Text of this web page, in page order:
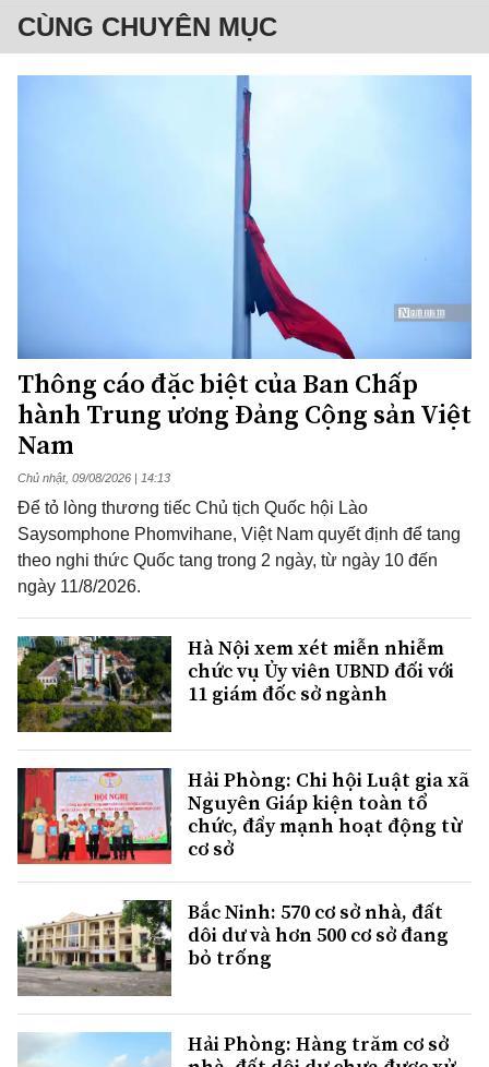
CÙNG CHUYÊN MỤC
Thông cáo đặc biệt của Ban Chấp
hành Trung ương Đảng Cộng sản Việt
Nam
Chủ nhật, 09/08/2026 | 14:13
Để tỏ lòng thương tiếc Chủ tịch Quốc hội Lào
Saysomphone Phomvihane, Việt Nam quyết định để tang
theo nghi thức Quốc tang trong 2 ngày, từ ngày 10 đến
ngày 11/8/2026.
Hà Nội xem xét miễn nhiễm
chức vụ Ủy viên UBND đối với
11 giám đốc sở ngành
Hải Phòng: Chi hội Luật gia xã
Nguyên Giáp kiện toàn tổ
chức, đẩy mạnh hoạt động từ
cơ sở
Bắc Ninh: 570 cơ sở nhà, đất
dôi dư và hơn 500 cơ sở đang
bỏ trống
Hải Phòng: Hàng trăm cơ sở